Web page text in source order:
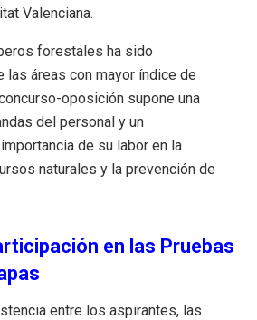
Valenciana.
forestales ha sido
las áreas con mayor índice de
oposición supone una
del personal y un
de su labor en la
naturales y la prevención de
en las Pruebas
entre los aspirantes, las